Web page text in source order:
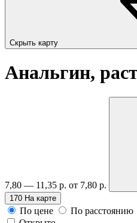
Скрыть карту
Анальгин,
7,80 — 11,35 р. от 7,80 р.
170 На карте
По цене
По расстоянию